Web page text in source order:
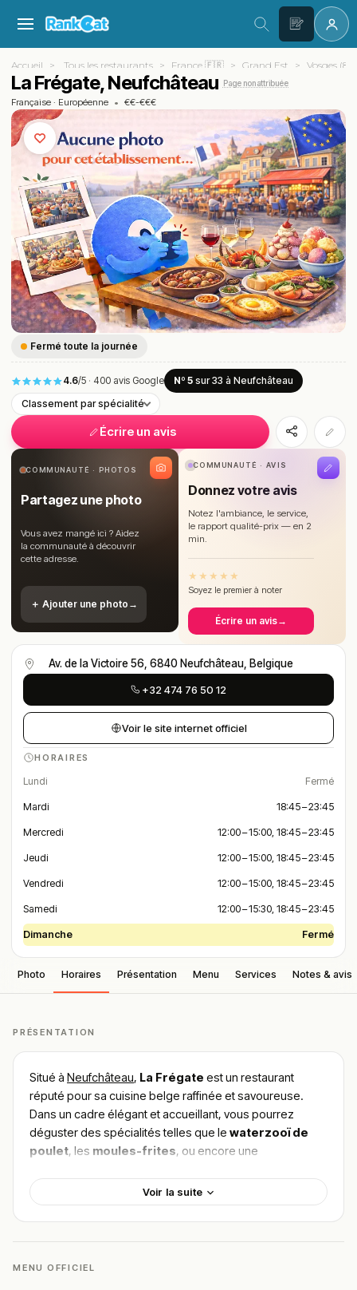
Accueil Tous les restaurants France 🇫🇷 Grand Est Vosges (88)
La Frégate, Neufchâteau Page non attribuée
Française · Européenne • €€-€€€
Fermé toute la journée
4.6/5 · 400 avis Google Nº 5 sur 33 à Neufchâteau
Classement par spécialité
Écrire un avis
COMMUNAUTÉ · PHOTOS
Partagez une photo
Vous avez mangé ici ? Aidez
la communauté à découvrir
cette adresse.
＋ Ajouter une photo →
COMMUNAUTÉ · AVIS
Donnez votre avis
Notez l'ambiance, le service,
le rapport qualité-prix — en 2
min.
★ ★ ★ ★ ★
Soyez le premier à noter
Écrire un avis→
Av. de la Victoire 56, 6840 Neufchâteau, Belgique
+32 474 76 50 12
Voir le site internet officiel
HORAIRES
Lundi Fermé
Mardi 18:45 – 23:45
Mercredi 12:00 – 15:00, 18:45 – 23:45
Jeudi 12:00 – 15:00, 18:45 – 23:45
Vendredi 12:00 – 15:00, 18:45 – 23:45
Samedi 12:00 – 15:30, 18:45 – 23:45
Dimanche Fermé
Photo Horaires Présentation Menu Services Notes & avis
PRÉSENTATION
Situé à Neufchâteau, La Frégate est un restaurant
réputé pour sa cuisine belge raffinée et savoureuse.
Dans un cadre élégant et accueillant, vous pourrez
déguster des spécialités telles que le waterzooï de
poulet, les moules-frites, ou encore une
produits de qualité et la fraîcheur sont au cœur de
chaque plat proposé. Pourtrouver le meilleur plat de
La Frégate, consultez les avis des nombreux gourmets
séduits par l’authenticité de cette adresse culinaire à
Voir la suite
MENU OFFICIEL